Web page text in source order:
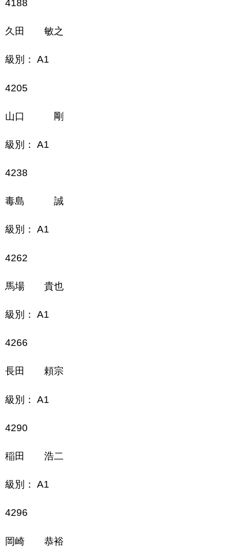
4188
久田 敏之
級別： A1
4205
山口 剛
級別： A1
4238
毒島 誠
級別： A1
4262
馬場 貴也
級別： A1
4266
長田 頼宗
級別： A1
4290
稲田 浩二
級別： A1
4296
岡崎 恭裕